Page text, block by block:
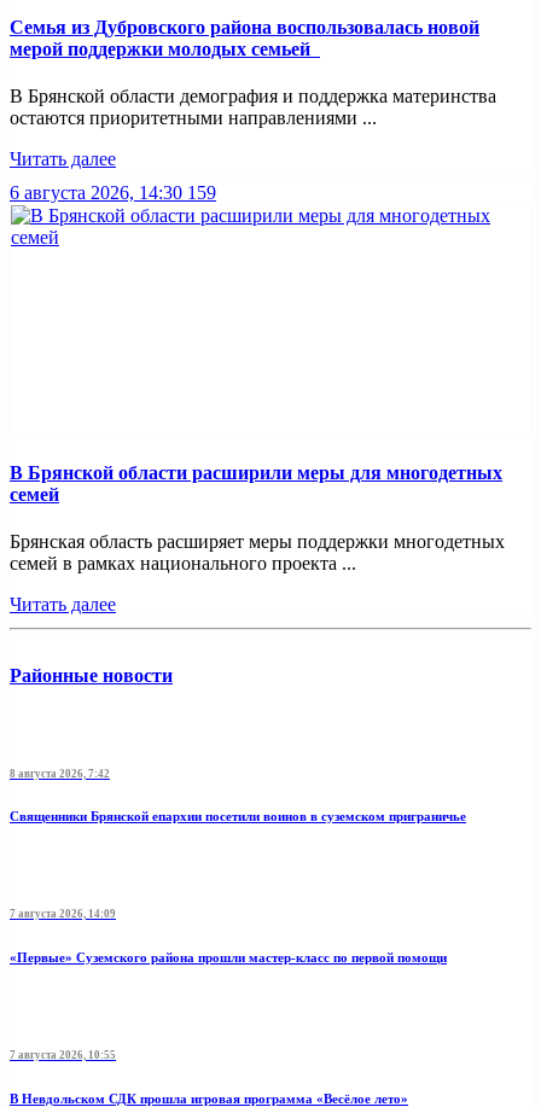
Семья из Дубровского района воспользовалась новой
мерой поддержки молодых семьей
В Брянской области демография и поддержка материнства
остаются приоритетными направлениями ...
Читать далее
6 августа 2026, 14:30 159
В Брянской области расширили меры для многодетных
семей
Брянская область расширяет меры поддержки многодетных
семей в рамках национального проекта ...
Читать далее
Районные новости
8 августа 2026, 7:42
Священники Брянской епархии посетили воинов в суземском приграничье
7 августа 2026, 14:09
«Первые» Суземского района прошли мастер-класс по первой помощи
7 августа 2026, 10:55
В Невдольском СДК прошла игровая программа «Весёлое лето»